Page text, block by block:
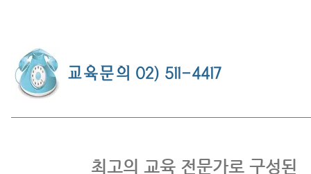
교육문의 02) 511-4417
최고의 교육 전문가로 구성된